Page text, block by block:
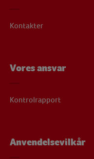
Kontakter
Vores ansvar
Kontrolrapport
Anvendelsevilkår